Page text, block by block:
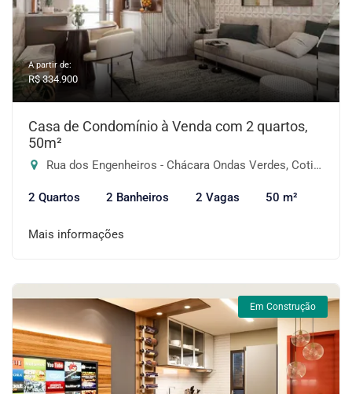
A partir de:
R$ 334.900
Casa de Condomínio à Venda com 2 quartos,
50m²
Rua dos Engenheiros - Chácara Ondas Verdes, Cotia-SP
2 Quartos 2 Banheiros 2 Vagas 50 m²
Mais informações
Em Construção